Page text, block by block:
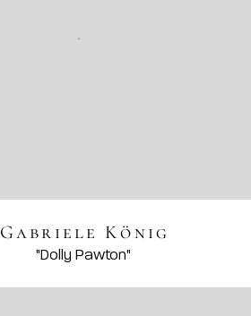
Gabriele König